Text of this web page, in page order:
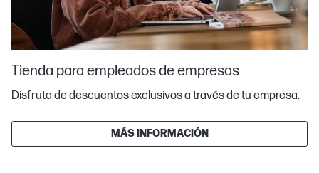
Tienda para empleados de empresas
Disfruta de descuentos exclusivos a través de tu empresa.
MÁS INFORMACIÓN